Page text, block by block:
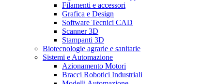
Filamenti e accessori
Grafica e Design
Software Tecnici CAD
Scanner 3D
Stampanti 3D
Biotecnologie agrarie e sanitarie
Sistemi e Automazione
Azionamento Motori
Bracci Robotici Industriali